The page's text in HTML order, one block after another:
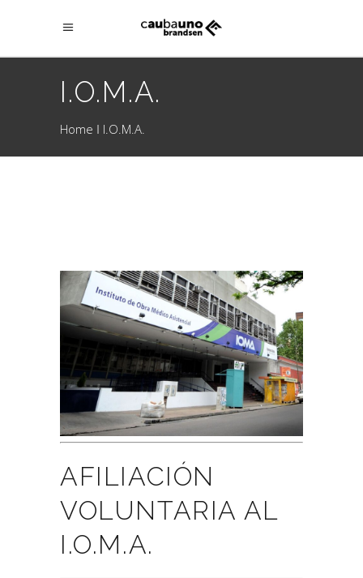
I.O.M.A.
Home I.O.M.A.
AFILIACIÓN
VOLUNTARIA AL
I.O.M.A.